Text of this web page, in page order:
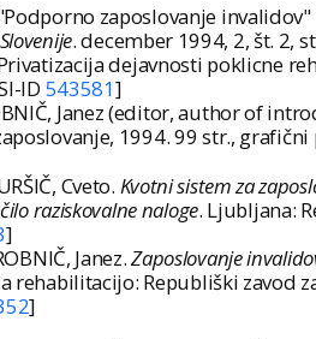
"Podporno zaposlovanje
. december 1994, 2, št. 2,
Privatizacija dejavnosti poklicne
ID 543581]
Janez (editor, author of
1994. 99 str., grafični
Cveto. Kvotni sistem za
raziskovalne naloge. Ljubljana:
]
Janez.Zaposlovanje
rehabilitacijo: Republiški zavod
]